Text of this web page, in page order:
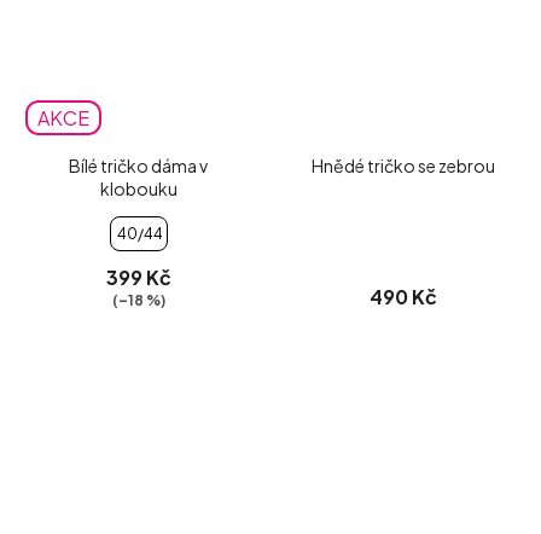
AKCE
Bílé tričko dáma v
klobouku
40/44
399 Kč
(–18 %)
Hnědé tričko se zebrou
490 Kč